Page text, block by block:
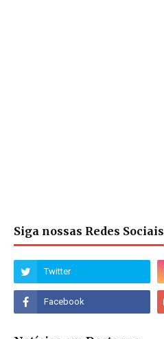
Siga nossas Redes Sociais